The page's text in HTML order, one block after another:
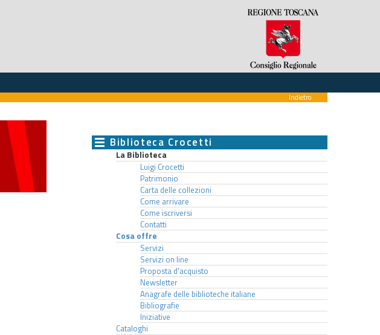
Indietro
Biblioteca Crocetti
La Biblioteca
Luigi Crocetti
Patrimonio
Carta delle collezioni
Come arrivare
Come iscriversi
Contatti
Cosa offre
Servizi
Servizi on line
Proposta d'acquisto
Newsletter
Anagrafe delle biblioteche italiane
Bibliografie
Iniziative
Cataloghi